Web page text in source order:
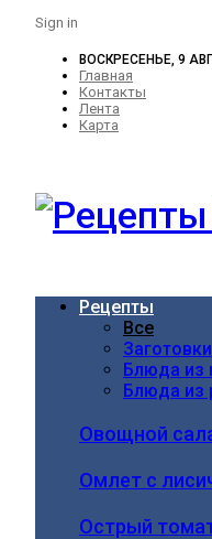
Sign in
ВОСКРЕСЕНЬЕ, 9
Главная
Контакты
Лента
Карта
Рецепты
Все
Заготовки
Блюда из
Блюда из
Овощной
Омлет с
Острый